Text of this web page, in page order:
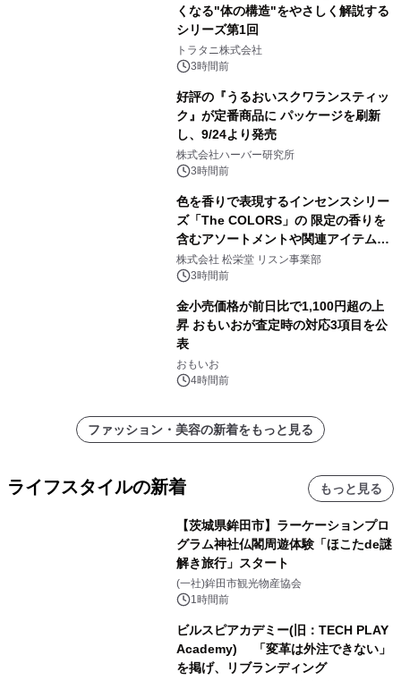
くなる"体の構造"をやさしく解説する
シリーズ第1回
トラタニ株式会社
3時間前
好評の『うるおいスクワランスティッ
ク』が定番商品に パッケージを刷新
し、9/24より発売
株式会社ハーバー研究所
3時間前
色を香りで表現するインセンスシリー
ズ「The COLORS」の 限定の香りを
含むアソートメントや関連アイテムを
8月6日発売
株式会社 松栄堂 リスン事業部
3時間前
金小売価格が前日比で1,100円超の上
昇 おもいおが査定時の対応3項目を公
表
おもいお
4時間前
ファッション・美容の新着をもっと見る
ライフスタイルの新着 もっと見る
【茨城県鉾田市】ラーケーションプロ
グラム神社仏閣周遊体験「ほこたde謎
解き旅行」スタート
(一社)鉾田市観光物産協会
1時間前
ビルスピアカデミー(旧：TECH PLAY
Academy) 「変革は外注できない」
を掲げ、リブランディング